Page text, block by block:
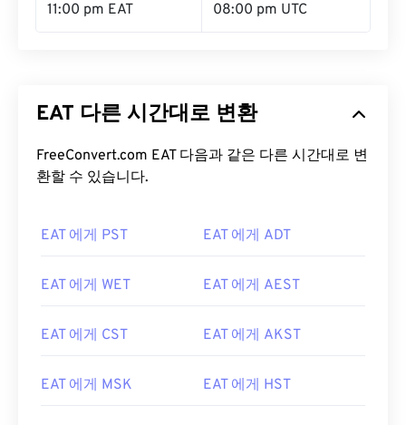
11:00 pm EAT 08:00 pm UTC
EAT 다른 시간대로 변환
FreeConvert.com EAT 다음과 같은 다른 시간대로 변
환할 수 있습니다.
EAT 에게 PST EAT 에게 ADT
EAT 에게 WET EAT 에게 AEST
EAT 에게 CST EAT 에게 AKST
EAT 에게 MSK EAT 에게 HST